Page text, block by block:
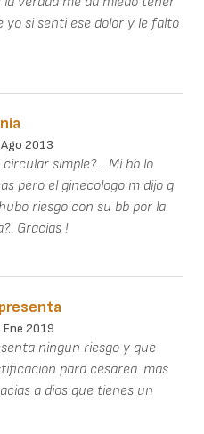
yo si senti ese dolor y le falto
2013
simple? .. Mi bb lo
pero el ginecologo m dijo q
riesgo con su bb por la
Gracias !
Ene 2019
ningun riesgo y que
para cesarea. mas
a dios que tienes un